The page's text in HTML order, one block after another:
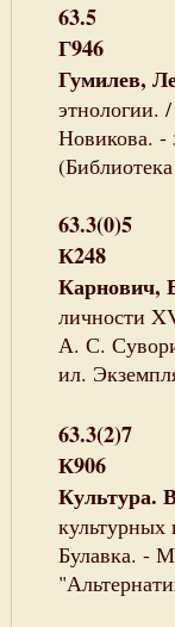
63.5
Г946
Гумилев,
этнологии.
Новикова. -
63.3(0)5
К248
Карнович,
личности
А. С.
ил.
63.3(2)7
К906
Культура.
Булавка. -